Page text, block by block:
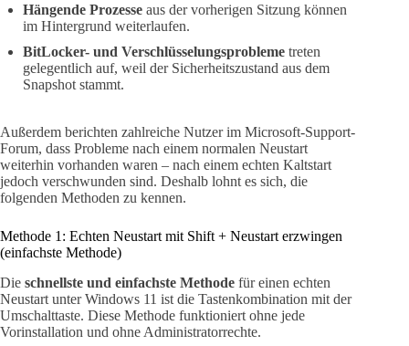
Hängende Prozesse aus der vorherigen Sitzung können
im Hintergrund weiterlaufen.
BitLocker- und Verschlüsselungsprobleme treten
gelegentlich auf, weil der Sicherheitszustand aus dem
Snapshot stammt.
Außerdem berichten zahlreiche Nutzer im Microsoft-Support-
Forum, dass Probleme nach einem normalen Neustart
weiterhin vorhanden waren – nach einem echten Kaltstart
jedoch verschwunden sind. Deshalb lohnt es sich, die
folgenden Methoden zu kennen.
Methode 1: Echten Neustart mit Shift + Neustart erzwingen
(einfachste Methode)
Die schnellste und einfachste Methode für einen echten
Neustart unter Windows 11 ist die Tastenkombination mit der
Umschalttaste. Diese Methode funktioniert ohne jede
Vorinstallation und ohne Administratorrechte.